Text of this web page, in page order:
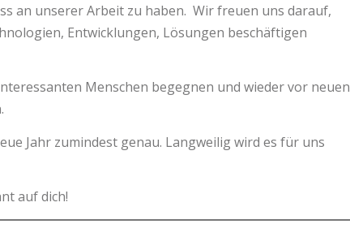
an unserer Arbeit zu haben. Wir freuen uns darauf,
Entwicklungen, Lösungen beschäftigen
Menschen begegnen und wieder vor neuen
Jahr zumindest genau. Langweilig wird es für uns
auf dich!